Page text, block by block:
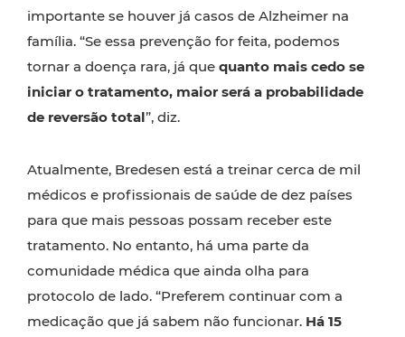
importante se houver já casos de Alzheimer na
família. “Se essa prevenção for feita, podemos
tornar a doença rara, já que quanto mais cedo se
iniciar o tratamento, maior será a probabilidade
de reversão total”, diz.
Atualmente, Bredesen está a treinar cerca de mil
médicos e profissionais de saúde de dez países
para que mais pessoas possam receber este
tratamento. No entanto, há uma parte da
comunidade médica que ainda olha para
protocolo de lado. “Preferem continuar com a
medicação que já sabem não funcionar. Há 15